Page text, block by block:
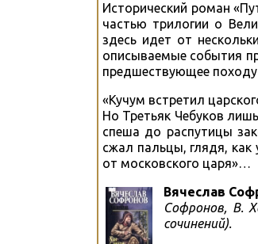
Исторический роман
частью трилогии о
здесь идет от
описываемые события
предшествующее
«Кучум встретил
Но Третьяк Чебуков
спеша до распутицы
сжал пальцы, глядя,
от московского царя»…
Вячеслав
Софронов, В.
сочинений).